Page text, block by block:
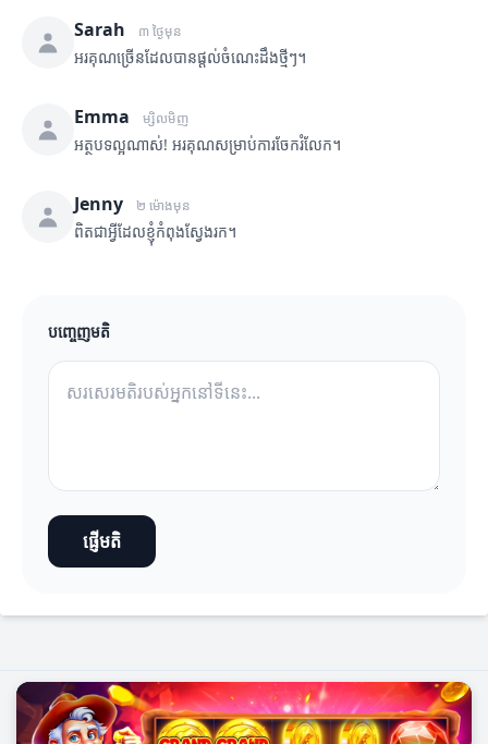
Sarah ៣ ថ្ងៃមុន
អរគុណច្រើនដែលបានផ្តល់ចំណេះដឹងថ្មីៗ។
Emma ម្សិលមិញ
អត្ថបទល្អណាស់! អរគុណសម្រាប់ការចែករំលែក។
Jenny ២ ម៉ោងមុន
ពិតជាអ្វីដែលខ្ញុំកំពុងស្វែងរក។
បញ្ចេញមតិ
ផ្ញើមតិ